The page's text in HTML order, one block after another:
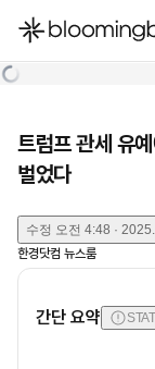
한국어
트럼프 관세 유
벌었다
수정 오전 4:48 ·
한경닷컴 뉴스룸
간단 요약